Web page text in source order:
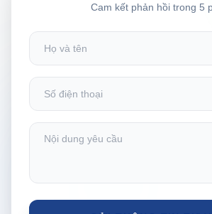
Cam kết phản hồi trong 5